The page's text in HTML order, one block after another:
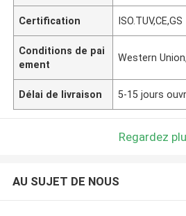
Certification ISO.TUV,CE,GS
Conditions de pai
ement
Western
Délai de livraison 5-15 jours
Regardez
AU SUJET DE NOUS